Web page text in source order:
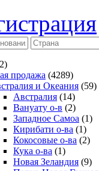
продажа (4289)
и Океания (59)
Австралия (14)
Вануату о-в (2)
Западное Самоа (1)
Кирибати о-ва (1)
Кокосовые о-ва (2)
Кука о-ва (1)
Новая Зеландия (9)